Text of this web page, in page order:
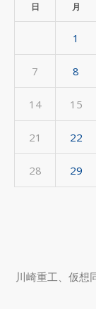
日 月
1
7 8
14 15
21 22
28 29
川崎重工、仮想